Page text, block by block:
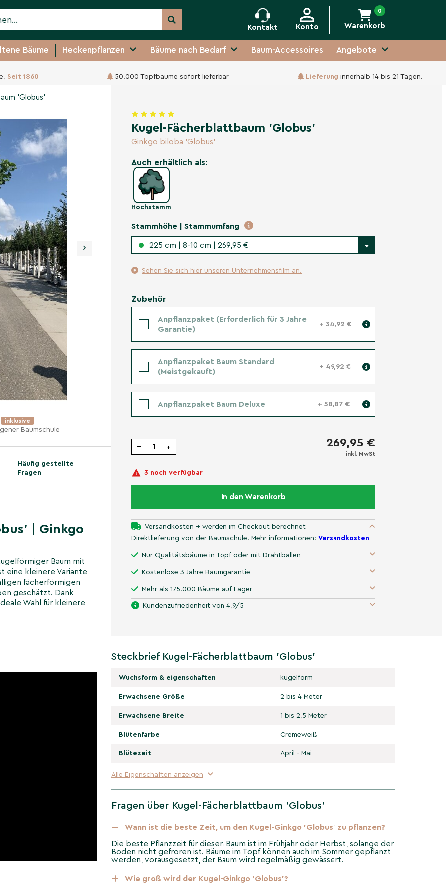
Kontakt Konto Warenkorb
0
Bäume Heckenpflanzen Bäume nach Bedarf Baum-Accessoires Angebote
Seit 1860 50.000 Topfbäume sofort lieferbar Lieferung innerhalb 14 bis 21 Tagen.
'Globus'
›
inklusive
Baumschule
Häufig gestellte
Fragen
| Ginkgo
Baum mit
eine kleinere Variante
fächerförmigen
geschätzt. Dank
Wahl für kleinere
Kugel-Fächerblattbaum 'Globus'
Ginkgo biloba 'Globus'
Auch erhältlich als:
Hochstamm
Stammhöhe | Stammumfang
225 cm | 8-10 cm | 269,95 €
Sehen Sie sich hier unseren Unternehmensfilm an.
Zubehör
Anpflanzpaket (Erforderlich für 3 Jahre
Garantie)
+ 34,92 €
Anpflanzpaket Baum Standard
(Meistgekauft)
+ 49,92 €
Anpflanzpaket Baum Deluxe + 58,87 €
− + 269,95 €
inkl. MwSt
3 noch verfügbar
In den Warenkorb
Versandkosten → werden im Checkout berechnet
Direktlieferung von der Baumschule. Mehr informationen: Versandkosten
Nur Qualitätsbäume in Topf oder mit Drahtballen
Kostenlose 3 Jahre Baumgarantie
Mehr als 175.000 Bäume auf Lager
Kundenzufriedenheit von 4,9/5
Steckbrief Kugel-Fächerblattbaum 'Globus'
Wuchsform & eigenschaften kugelform
Erwachsene Größe 2 bis 4 Meter
Erwachsene Breite 1 bis 2,5 Meter
Blütenfarbe Cremeweiß
Blütezeit April - Mai
Alle Eigenschaften anzeigen
Fragen über Kugel-Fächerblattbaum 'Globus'
Wann ist die beste Zeit, um den Kugel-Ginkgo 'Globus' zu pflanzen?
Die beste Pflanzzeit für diesen Baum ist im Frühjahr oder Herbst, solange der
Boden nicht gefroren ist. Bäume im Topf können auch im Sommer gepflanzt
werden, vorausgesetzt, der Baum wird regelmäßig gewässert.
Wie groß wird der Kugel-Ginkgo 'Globus'?